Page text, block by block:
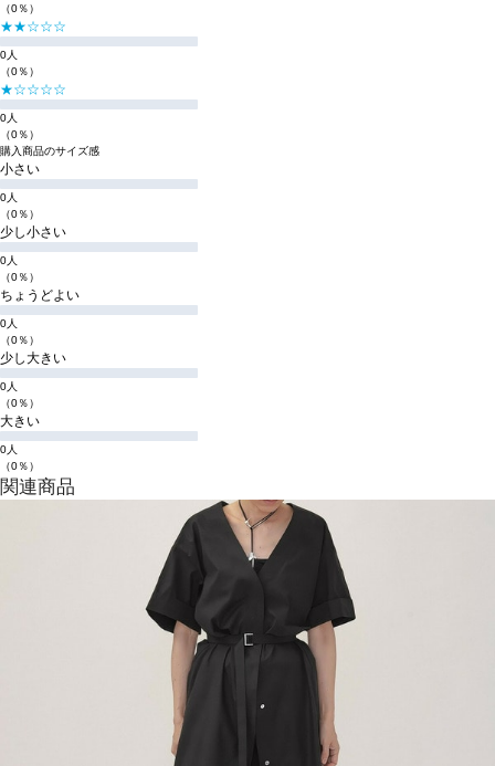
（0％）
★★☆☆☆
0人
（0％）
★☆☆☆☆
0人
（0％）
購入商品のサイズ感
小さい
0人
（0％）
少し小さい
0人
（0％）
ちょうどよい
0人
（0％）
少し大きい
0人
（0％）
大きい
0人
（0％）
関連商品